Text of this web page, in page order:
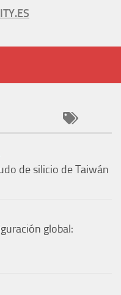
de silicio de Taiwán
global: